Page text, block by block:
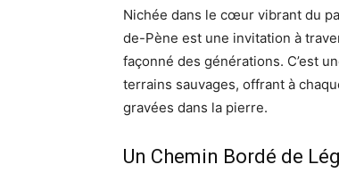
Nichée dans le cœur vibrant du
de-Pène est une invitation à
façonné des générations. C’est
terrains sauvages, offrant à
gravées dans la pierre.
Un Chemin Bordé de